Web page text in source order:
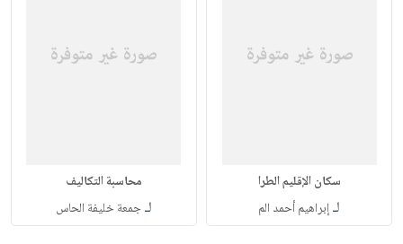
سكان الإقليم الطرا
لـإبراهيم أحمد الم
محاسبة التكاليف
لـجمعة خليفة الحاس